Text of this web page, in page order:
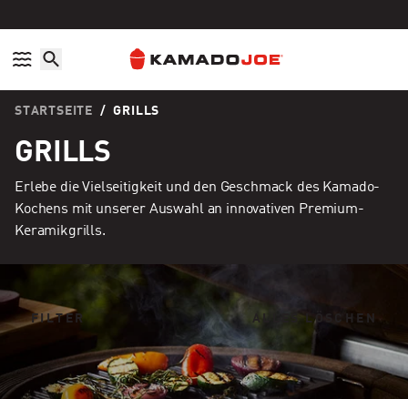
STARTSEITE / GRILLS
GRILLS
Erlebe die Vielseitigkeit und den Geschmack des Kamado-
Kochens mit unserer Auswahl an innovativen Premium-
Keramikgrills.
FILTER ALLES LÖSCHEN
Big Joe™ Konnected Joe™ Digitaler Holzkohlegrill und